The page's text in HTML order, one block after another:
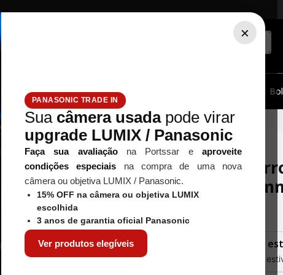
×
PANASONIC TRADE IN
Sua câmera usadapode virar
upgrade LUMIX / Panasonic
Faça sua avaliaçãona Portssar eaproveite
condições especiais na compra de uma nova
câmera ou objetiva LUMIX / Panasonic.
15% OFF na câmera ou objetiva LUMIX
escolhida
3 anos de garantia oficial Panasonic
Ver produtos elegíveis
Tripé / Monopé Estúdio / Iluminação
23mm f/2.8 R WR (Preta)
Câmera
Com XF
Este produto não
Quero saber quando